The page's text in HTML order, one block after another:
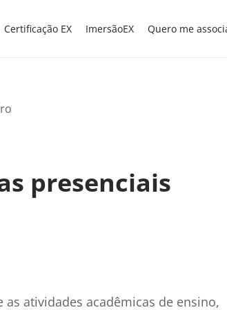
Certificação EX ImersãoEX Quero me
presenciais
as atividades acadêmicas de ensino,